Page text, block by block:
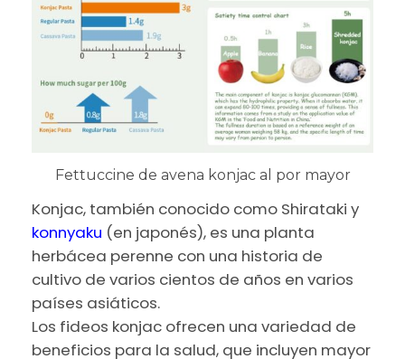
Fettuccine de avena konjac al por mayor
Konjac, también conocido como Shirataki y
konnyaku (en japonés), es una planta
herbácea perenne con una historia de
cultivo de varios cientos de años en varios
países asiáticos.
Los fideos konjac ofrecen una variedad de
beneficios para la salud, que incluyen mayor